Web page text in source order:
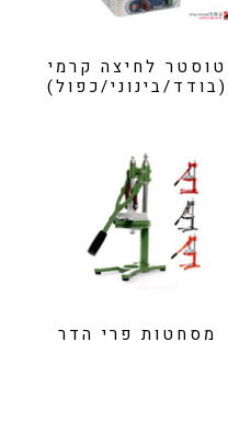
טוסטר לחיצה קרמי
(בודד/בינוני/כפול)
מסחטות פרי הדר